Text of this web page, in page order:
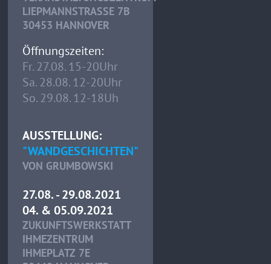
LIEPMANNSTRASSE 7B
30453 HANNOVER
Öffnungszeiten:
Fr. 27.08. 15-20Uhr
Sa. 28.08. 12-20Uhr
So. 29.08. 12-18Uh
AUSSTELLUNG:
"WANDGESCHICHTEN"
VON GRUMBOWSKI
27.08. - 29.08.2021
04. & 05.09.2021
ZUKUNFTSWERKSTATT
IHMEZENTRUM
IHMEPLATZ 7E